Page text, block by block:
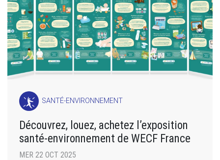
SANTÉ-ENVIRONNEMENT
Découvrez, louez, achetez l’exposition
santé-environnement de WECF France
MER 22 OCT 2025